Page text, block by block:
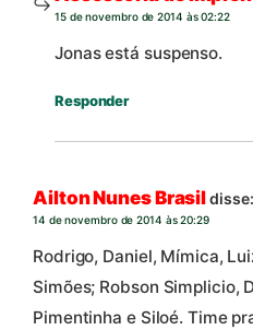
15 de novembro de 2014 às 02:22
Jonas está suspenso.
Responder
Ailton Nunes Brasildisse:
14 de novembro de 2014 às 20:29
Rodrigo, Daniel, Mímica,
Simões; Robson Simplicio,
Pimentinha e Siloé. Time